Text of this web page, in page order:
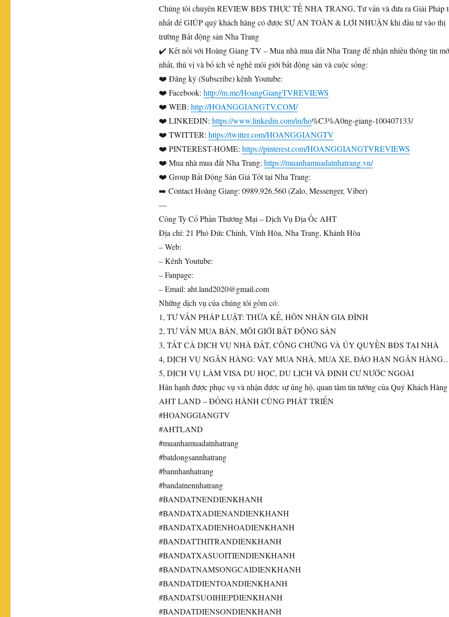
Chúng tôi chuyên REVIEW BĐS THỰC TẾ NHA TRANG, Tư vấn và đưa ra Giải Pháp
nhất để GIÚP quý khách hàng có được SỰ AN TOÀN & LỢI NHUẬN khi đầu tư vào thị
trường Bất động sản Nha Trang
✔️ Kết nối với Hoàng Giang TV – Mua nhà mua đất Nha Trang để nhận nhiều thông tin
nhất, thú vị và bổ ích về nghề môi giới bất động sản và cuộc sống:
❤️ Đăng ký (Subscribe) kênh Youtube:
❤️ Facebook: http://m.me/HoangGiangTVREVIEWS
❤️ WEB: http://HOANGGIANGTV.COM/
❤️ LINKEDIN: https://www.linkedin.com/in/ho%C3%A0ng-giang-100407133/
❤️ TWITTER: https://twitter.com/HOANGGIANGTV
❤️ PINTEREST-HOME: https://pinterest.com/HOANGGIANGTVREVIEWS
❤️ Mua nhà mua đất Nha Trang: https://muanhamuadatnhatrang.vn/
❤️ Group Bất Động Sản Giá Tốt tại Nha Trang:
➡️ Contact Hoàng Giang: 0989.926.560 (Zalo, Messenger, Viber)
—
Công Ty Cổ Phần Thương Mại – Dịch Vụ Địa Ốc AHT
Địa chỉ: 21 Phó Đức Chính, Vĩnh Hòa, Nha Trang, Khánh Hòa
– Web:
– Kênh Youtube:
– Fanpage:
– Email: aht.land2020@gmail.com
Những dịch vụ của chúng tôi gồm có:
1, TƯ VẤN PHÁP LUẬT: THỪA KẾ, HÔN NHÂN GIA ĐÌNH
2, TƯ VẤN MUA BÁN, MÔI GIỚI BẤT ĐỘNG SẢN
3, TẤT CẢ DỊCH VỤ NHÀ ĐẤT, CÔNG CHỨNG VÀ ỦY QUYỀN BĐS TẠI NHÀ
4, DỊCH VỤ NGÂN HÀNG: VAY MUA NHÀ, MUA XE, ĐÁO HẠN NGÂN
5, DỊCH VỤ LÀM VISA DU HỌC, DU LỊCH VÀ ĐỊNH CƯ NƯỚC NGOÀI
Hân hạnh được phục vụ và nhận được sự ủng hộ, quan tâm tin tưởng của Quý Khách Hàng
AHT LAND – ĐỒNG HÀNH CÙNG PHÁT TRIỂN
#HOANGGIANGTV
#AHTLAND
#muanhamuadatnhatrang
#batdongsannhatrang
#bannhanhatrang
#bandatnennhatrang
#BANDATNENDIENKHANH
#BANDATXADIENANDIENKHANH
#BANDATXADIENHOADIENKHANH
#BANDATTHITRANDIENKHANH
#BANDATXASUOITIENDIENKHANH
#BANDATNAMSONGCAIDIENKHANH
#BANDATDIENTOANDIENKHANH
#BANDATSUOIHIEPDIENKHANH
#BANDATDIENSONDIENKHANH